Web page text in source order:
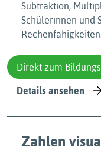
Subtraktion,
Schülerinnen und
Direkt zum
Details ansehen
Zahlen